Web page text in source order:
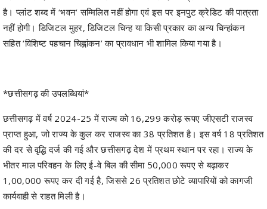
सहित ‘विशिष्ट पहचान चिह्नांकन’ का प्रावधान भी शामिल किया गया है।
प्राप्त हुआ, जो राज्य के कुल कर राजस्व का 38 प्रतिशत है। इस वर्ष 18 प्रतिशत
की दर से वृद्धि दर्ज की गई और छत्तीसगढ़ देश में प्रथम स्थान पर रहा। राज्य के
भीतर माल परिवहन के लिए ई-वे बिल की सीमा 50,000 रूपए से बढ़ाकर
1,00,000 रूपए कर दी गई है, जिससे 26 प्रतिशत छोटे व्यापारियों को कागजी
कार्यवाही से राहत मिली है।
नई सरकार के गठन के बाद से 43,612 नए पंजीकरण किए गए हैं। पंजीकरण
प्रक्रिया को 13 दिनों से घटाकर अब सिर्फ 2 दिन में पूर्ण किया जा रहा है। पूर्व में